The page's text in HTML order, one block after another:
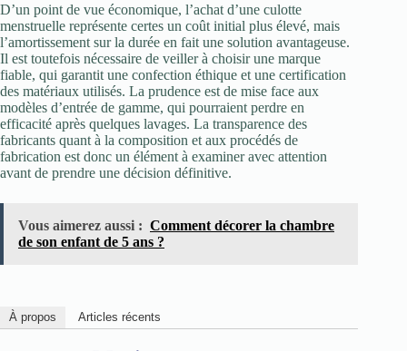
D’un point de vue économique, l’achat d’une culotte
menstruelle représente certes un coût initial plus élevé, mais
l’amortissement sur la durée en fait une solution avantageuse.
Il est toutefois nécessaire de veiller à choisir une marque
fiable, qui garantit une confection éthique et une certification
des matériaux utilisés. La prudence est de mise face aux
modèles d’entrée de gamme, qui pourraient perdre en
efficacité après quelques lavages. La transparence des
fabricants quant à la composition et aux procédés de
fabrication est donc un élément à examiner avec attention
avant de prendre une décision définitive.
Vous aimerez aussi : Comment décorer la chambre
de son enfant de 5 ans ?
À propos Articles récents